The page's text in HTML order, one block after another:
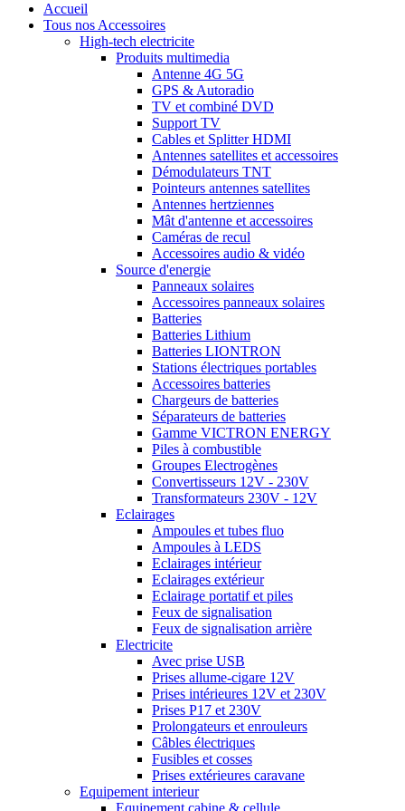
Accueil
Tous nos Accessoires
High-tech electricite
Produits multimedia
Antenne 4G 5G
GPS & Autoradio
TV et combiné DVD
Support TV
Cables et Splitter HDMI
Antennes satellites et accessoires
Démodulateurs TNT
Pointeurs antennes satellites
Antennes hertziennes
Mât d'antenne et accessoires
Caméras de recul
Accessoires audio & vidéo
Source d'energie
Panneaux solaires
Accessoires panneaux solaires
Batteries
Batteries Lithium
Batteries LIONTRON
Stations électriques portables
Accessoires batteries
Chargeurs de batteries
Séparateurs de batteries
Gamme VICTRON ENERGY
Piles à combustible
Groupes Electrogènes
Convertisseurs 12V - 230V
Transformateurs 230V - 12V
Eclairages
Ampoules et tubes fluo
Ampoules à LEDS
Eclairages intérieur
Eclairages extérieur
Eclairage portatif et piles
Feux de signalisation
Feux de signalisation arrière
Electricite
Avec prise USB
Prises allume-cigare 12V
Prises intérieures 12V et 230V
Prises P17 et 230V
Prolongateurs et enrouleurs
Câbles électriques
Fusibles et cosses
Prises extérieures caravane
Equipement interieur
Equipement cabine & cellule